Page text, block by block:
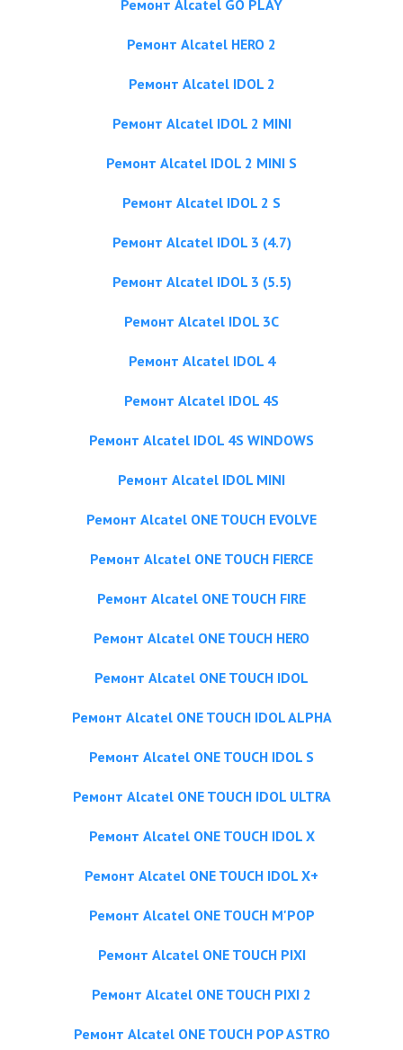
Ремонт Alcatel GO PLAY
Ремонт Alcatel HERO 2
Ремонт Alcatel IDOL 2
Ремонт Alcatel IDOL 2 MINI
Ремонт Alcatel IDOL 2 MINI S
Ремонт Alcatel IDOL 2 S
Ремонт Alcatel IDOL 3 (4.7)
Ремонт Alcatel IDOL 3 (5.5)
Ремонт Alcatel IDOL 3C
Ремонт Alcatel IDOL 4
Ремонт Alcatel IDOL 4S
Ремонт Alcatel IDOL 4S WINDOWS
Ремонт Alcatel IDOL MINI
Ремонт Alcatel ONE TOUCH EVOLVE
Ремонт Alcatel ONE TOUCH FIERCE
Ремонт Alcatel ONE TOUCH FIRE
Ремонт Alcatel ONE TOUCH HERO
Ремонт Alcatel ONE TOUCH IDOL
Ремонт Alcatel ONE TOUCH IDOL ALPHA
Ремонт Alcatel ONE TOUCH IDOL S
Ремонт Alcatel ONE TOUCH IDOL ULTRA
Ремонт Alcatel ONE TOUCH IDOL X
Ремонт Alcatel ONE TOUCH IDOL X+
Ремонт Alcatel ONE TOUCH M'POP
Ремонт Alcatel ONE TOUCH PIXI
Ремонт Alcatel ONE TOUCH PIXI 2
Ремонт Alcatel ONE TOUCH POP ASTRO